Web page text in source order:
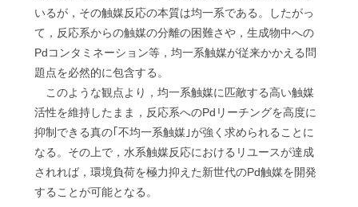
いるが，その触媒反応の本質は均一系である。したがっ
て，反応系からの触媒の分離の困難さや，生成物中への
Pdコンタミネーション等，均一系触媒が従来かかえる問
題点を必然的に包含する。
このような観点より，均一系触媒に匹敵する高い触媒
活性を維持したまま，反応系へのPdリーチングを高度に
抑制できる真の｢不均一系触媒｣が強く求められることに
なる。その上で，水系触媒反応におけるリユースが達成
されれば，環境負荷を極力抑えた新世代のPd触媒を開発
することが可能となる。